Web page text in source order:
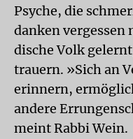
Psyche, die
danken vergessen
dische Volk
trauern. »Sich an
erinnern,
andere
meint Rabbi Wein.